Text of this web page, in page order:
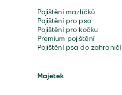
Pojištění mazlíčků
Pojištění pro psa
Pojištění pro kočku
Premium pojištění
Pojištění psa do zahraničí
Majetek